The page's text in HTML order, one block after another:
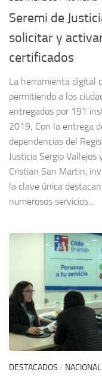
Seremi de
solicitar y
certificados
La herramienta digital
permitiendo a los
entregados por 191
2019; Con la entrega
dependencias del
Justicia Sergio
Cristian San Martin,
la clave única
numerosos servicios...
DESTACADOS /